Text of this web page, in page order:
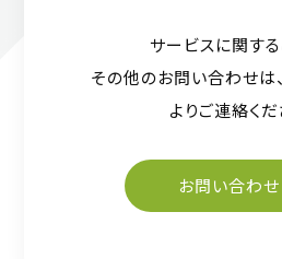
サービスに関する
その他のお問い合わせは、
よりご連絡くだ
お問い合わせ